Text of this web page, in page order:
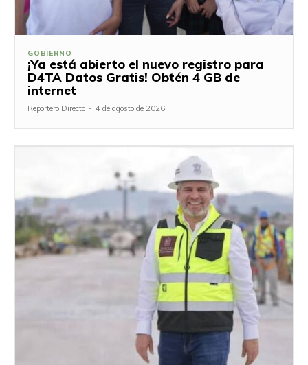
GOBIERNO
¡Ya está abierto el nuevo registro para
D4TA Datos Gratis! Obtén 4 GB de
internet
Reportero Directo - 4 de agosto de 2026